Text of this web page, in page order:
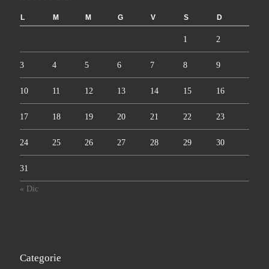
L M M G V S D
1 2
3 4 5 6 7 8 9
10 11 12 13 14 15 16
17 18 19 20 21 22 23
24 25 26 27 28 29 30
31
« Dic
Categorie